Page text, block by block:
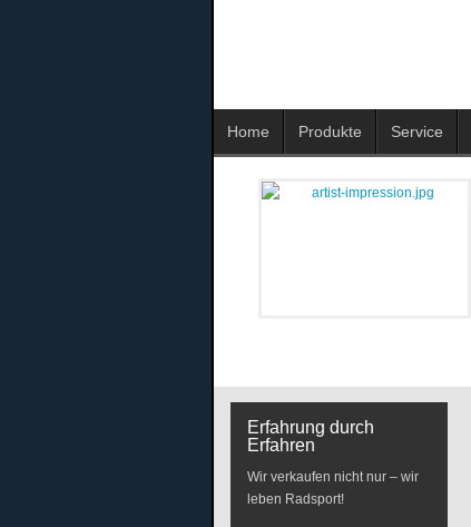
Home Produkte Service
Erfahrung durch
Erfahren
Wir verkaufen nicht nur – wir
leben Radsport!